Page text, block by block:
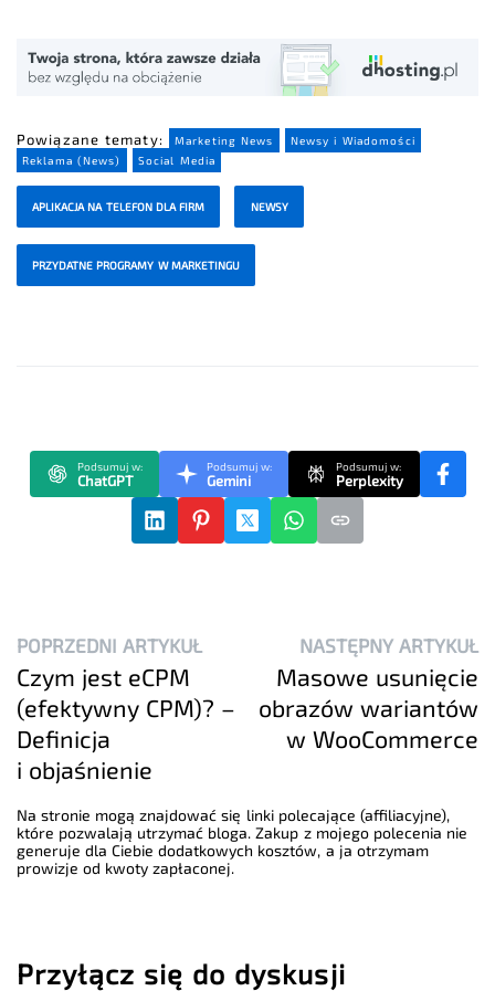
Powiązane tematy: Marketing News
Newsy i Wiadomości
Reklama (News)
Social Media
APLIKACJA NA TELEFON DLA FIRM NEWSY
PRZYDATNE PROGRAMY W MARKETINGU
Podsumuj w:
ChatGPT
Podsumuj w:
Gemini
Podsumuj w:
Perplexity
POPRZEDNI ARTYKUŁ
Czym jest eCPM
(efektywny CPM)? –
Definicja
i objaśnienie
NASTĘPNY ARTYKUŁ
Masowe usunięcie
obrazów wariantów
w WooCommerce
Na stronie mogą znajdować się linki polecające (affiliacyjne),
które pozwalają utrzymać bloga. Zakup z mojego polecenia nie
generuje dla Ciebie dodatkowych kosztów, a ja otrzymam
prowizje od kwoty zapłaconej.
Przyłącz się do dyskusji